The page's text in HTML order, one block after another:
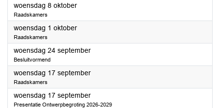
woensdag 8 oktober2025
Raadskamers
woensdag 1 oktober2025
Raadskamers
woensdag 24 september2025
Besluitvormend
woensdag 17 september2025
Raadskamers
woensdag 17 september2025
Presentatie Ontwerpbegroting 2026-2029